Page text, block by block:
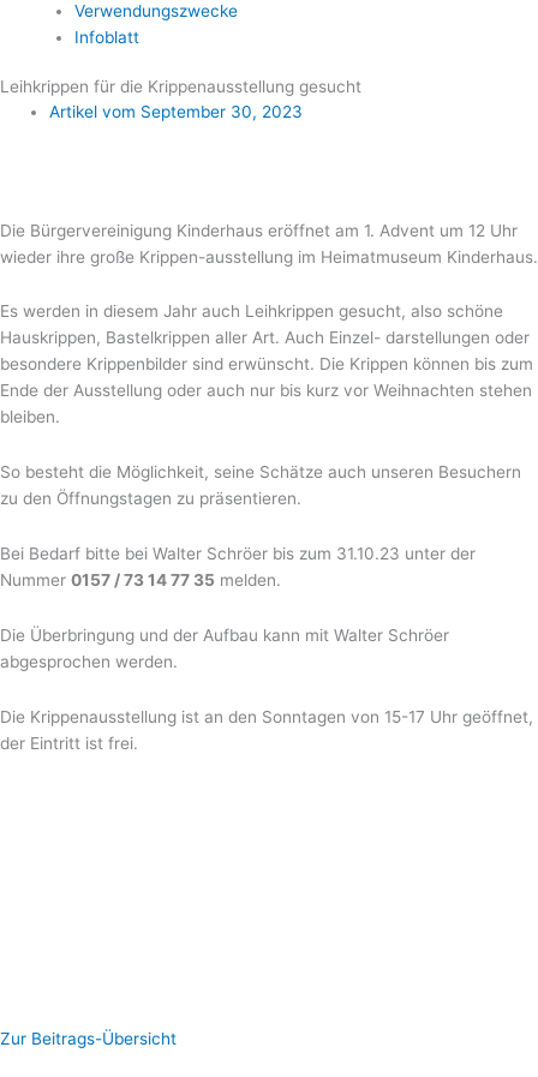
Verwendungszwecke
Infoblatt
Leihkrippen für die Krippenausstellung gesucht
Artikel vom September 30, 2023
Die Bürgervereinigung Kinderhaus eröffnet am 1. Advent um 12 Uhr
wieder ihre große Krippen-ausstellung im Heimatmuseum Kinderhaus.
Es werden in diesem Jahr auch Leihkrippen gesucht, also schöne
Hauskrippen, Bastelkrippen aller Art. Auch Einzel- darstellungen oder
besondere Krippenbilder sind erwünscht. Die Krippen können bis zum
Ende der Ausstellung oder auch nur bis kurz vor Weihnachten stehen
bleiben.
So besteht die Möglichkeit, seine Schätze auch unseren Besuchern
zu den Öffnungstagen zu präsentieren.
Bei Bedarf bitte bei Walter Schröer bis zum 31.10.23 unter der
Nummer 0157 / 73 14 77 35 melden.
Die Überbringung und der Aufbau kann mit Walter Schröer
abgesprochen werden.
Die Krippenausstellung ist an den Sonntagen von 15-17 Uhr geöffnet,
der Eintritt ist frei.
Zur Beitrags-Übersicht